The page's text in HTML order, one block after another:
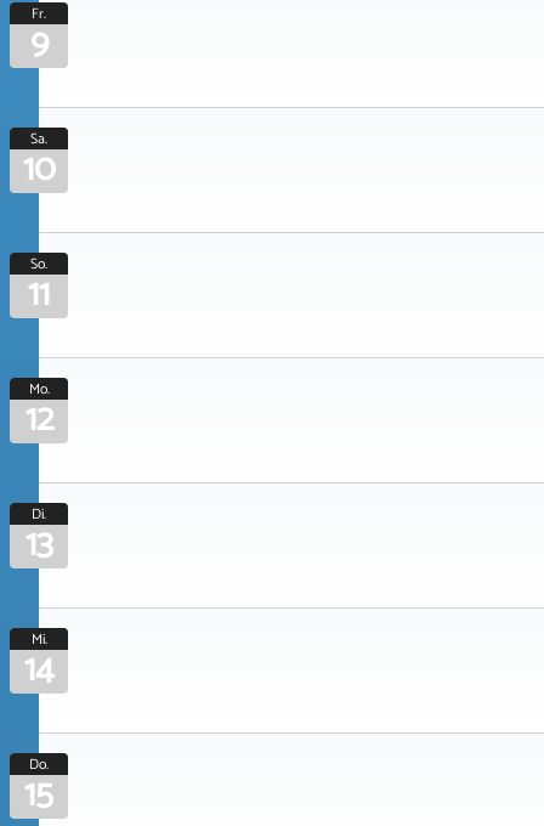
Fr.
9
Sa.
10
So.
11
Mo.
12
Di.
13
Mi.
14
Do.
15